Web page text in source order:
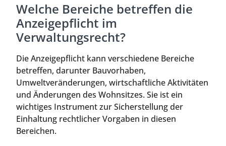
Welche Bereiche betreffen die
Anzeigepflicht im
Verwaltungsrecht?
Die Anzeigepflicht kann verschiedene Bereiche
betreffen, darunter Bauvorhaben,
Umweltveränderungen, wirtschaftliche Aktivitäten
und Änderungen des Wohnsitzes. Sie ist ein
wichtiges Instrument zur Sicherstellung der
Einhaltung rechtlicher Vorgaben in diesen
Bereichen.